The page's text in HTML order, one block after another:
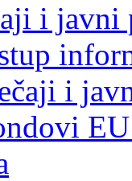
i javni
i